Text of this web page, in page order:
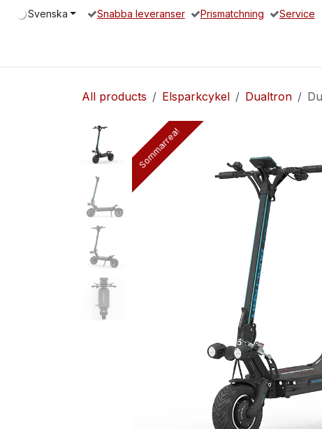
Hoppa till innehåll
Svenska Snabba leveranser Prismatchning Service
All products Elsparkcykel Dualtron
Sommarrea!
Sommarrea!